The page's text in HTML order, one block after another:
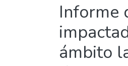
Informe
ámbito